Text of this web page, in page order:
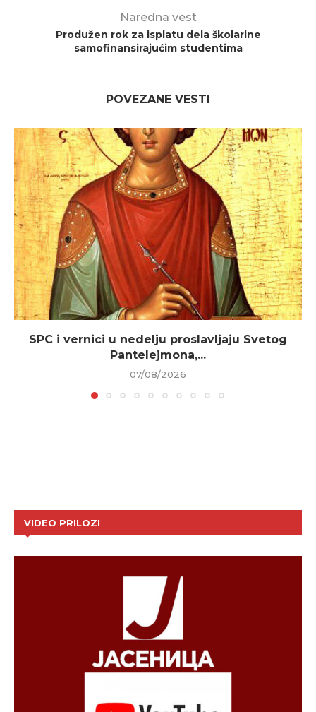
Naredna vest
Produžen rok za isplatu dela školarine
samofinansirajućim studentima
POVEZANE VESTI
SPC i vernici u nedelju proslavljaju Svetog
Pantelejmona,...
07/08/2026
VIDEO PRILOZI